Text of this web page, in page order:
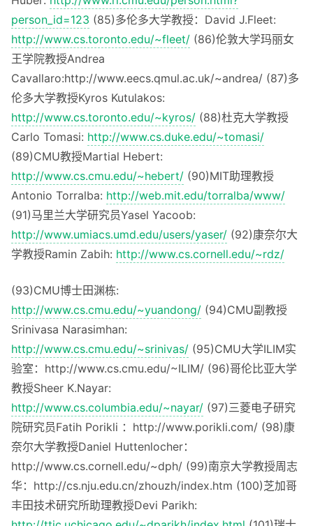
person_id=123 (85)多伦多大学教授：David J.Fleet:
http://www.cs.toronto.edu/~fleet/ (86)伦敦大学玛丽女
王学院教授Andrea
Cavallaro:http://www.eecs.qmul.ac.uk/~andrea/ (87)多
伦多大学教授Kyros Kutulakos:
http://www.cs.toronto.edu/~kyros/ (88)杜克大学教授
Carlo Tomasi: http://www.cs.duke.edu/~tomasi/
(89)CMU教授Martial Hebert:
http://www.cs.cmu.edu/~hebert/ (90)MIT助理教授
Antonio Torralba: http://web.mit.edu/torralba/www/
(91)马里兰大学研究员Yasel Yacoob:
http://www.umiacs.umd.edu/users/yaser/ (92)康奈尔大
学教授Ramin Zabih: http://www.cs.cornell.edu/~rdz/
(93)CMU博士田渊栋:
http://www.cs.cmu.edu/~yuandong/ (94)CMU副教授
Srinivasa Narasimhan:
http://www.cs.cmu.edu/~srinivas/ (95)CMU大学ILIM实
验室：http://www.cs.cmu.edu/~ILIM/ (96)哥伦比亚大学
教授Sheer K.Nayar:
http://www.cs.columbia.edu/~nayar/ (97)三菱电子研究
院研究员Fatih Porikli ：http://www.porikli.com/ (98)康
奈尔大学教授Daniel Huttenlocher：
http://www.cs.cornell.edu/~dph/ (99)南京大学教授周志
华：http://cs.nju.edu.cn/zhouzh/index.htm (100)芝加哥
丰田技术研究所助理教授Devi Parikh: